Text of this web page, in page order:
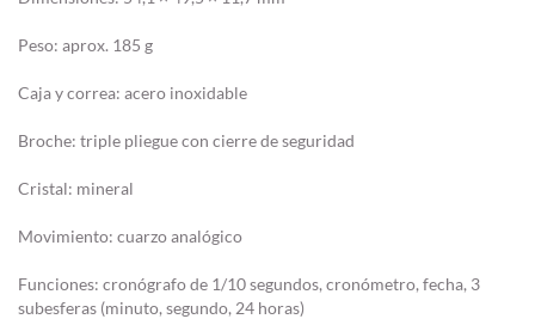
Peso: aprox. 185 g
Caja y correa: acero inoxidable
Broche: triple pliegue con cierre de seguridad
Cristal: mineral
Movimiento: cuarzo analógico
Funciones: cronógrafo de 1/10 segundos, cronómetro, fecha, 3
subesferas (minuto, segundo, 24 horas)